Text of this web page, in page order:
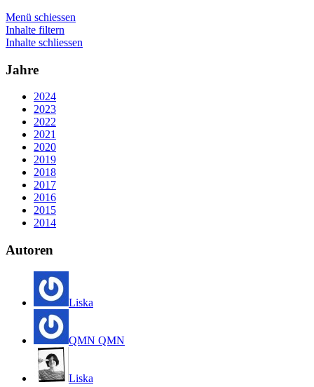
Menü schiessen
Inhalte filtern
Inhalte schliessen
Jahre
2024
2023
2022
2021
2020
2019
2018
2017
2016
2015
2014
Autoren
Liska
QMN QMN
Liska